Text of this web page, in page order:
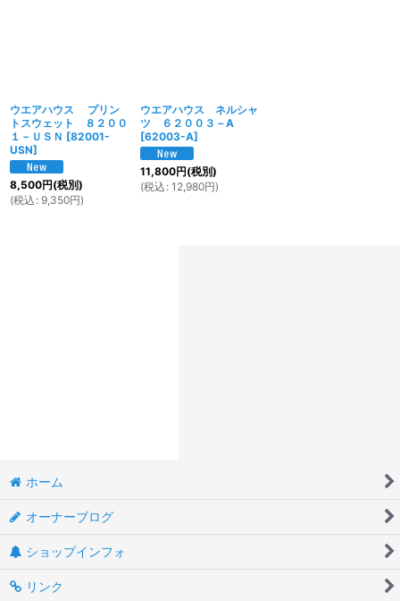
ウエアハウス プリン
トスウェット ８２００
１－ＵＳＮ [82001-
USN]
8,500円(税別)
(税込 : 9,350円)
ウエアハウス ネルシャ
ツ ６２００３－A
[62003-A]
11,800円(税別)
(税込 : 12,980円)
ホーム
オーナーブログ
ショップインフォ
リンク